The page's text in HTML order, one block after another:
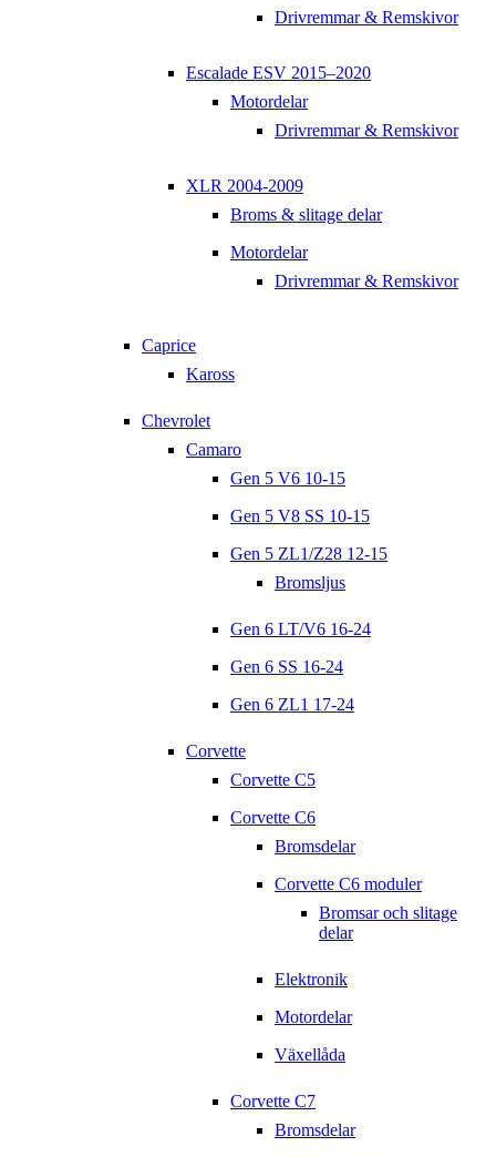
Drivremmar & Remskivor
Escalade ESV 2015–2020
Motordelar
Drivremmar & Remskivor
XLR 2004-2009
Broms & slitage delar
Motordelar
Drivremmar & Remskivor
Caprice
Kaross
Chevrolet
Camaro
Gen 5 V6 10-15
Gen 5 V8 SS 10-15
Gen 5 ZL1/Z28 12-15
Bromsljus
Gen 6 LT/V6 16-24
Gen 6 SS 16-24
Gen 6 ZL1 17-24
Corvette
Corvette C5
Corvette C6
Bromsdelar
Corvette C6 moduler
Bromsar och slitage
delar
Elektronik
Motordelar
Växellåda
Corvette C7
Bromsdelar